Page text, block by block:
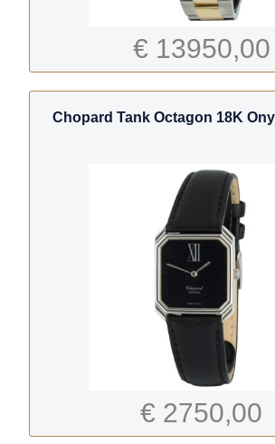
€ 13950,00
Chopard Tank Octagon 18K
€ 2750,00